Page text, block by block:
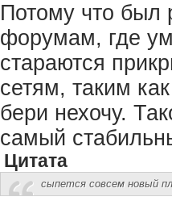
Потому что был
форумам, где
стараются
сетям, таким
бери нехочу.
самый
Цитата
сыпется совсем новый